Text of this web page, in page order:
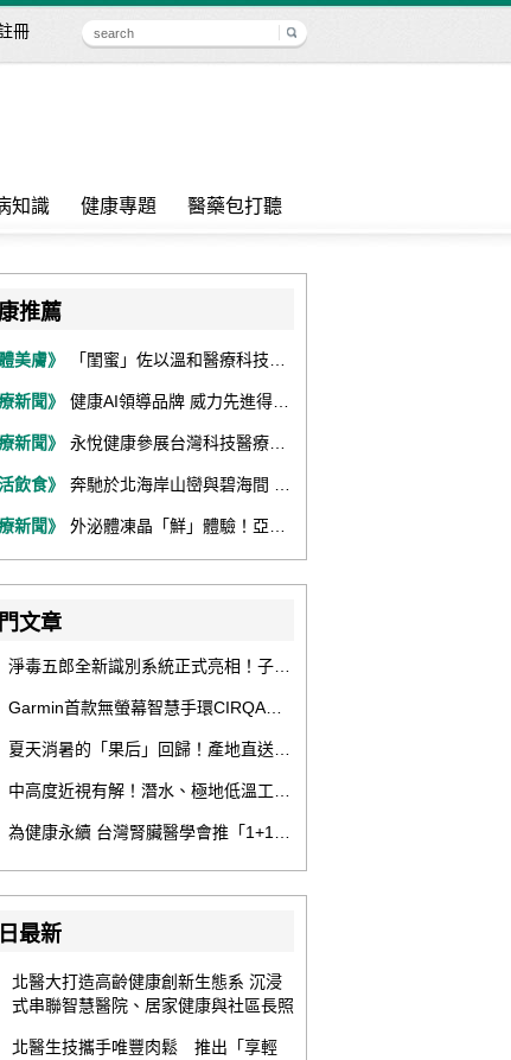
冊
知識 健康專題 醫藥包打聽
推薦
美膚》 「閨蜜」佐以溫和醫療科技，陪伴女性找回身體舒適與自信
新聞》 健康AI領導品牌 威力先進得獎不斷 同獲『玉山獎』『金炬獎』最高肯定
新聞》 永悅健康參展台灣科技醫療展 展現數位健康全場景整合能力
飲食》 奔馳於北海岸山巒與碧海間 跑出屬於你的生命之光 『2026光境半程馬拉松挑戰賽－升龍道』火熱報名中
新聞》 外泌體凍晶「鮮」體驗！亞家生技解鎖24個月高活性 專利瓶蓋「秒回溶」超驚艷！醫科展秀「睛」亮神采
文章
淨毒五郎全新識別系統正式亮相！子品牌然本再推體香噴霧新產品！
Garmin首款無螢幕智慧手環CIRQA登場 專注健康無須訂閱！ 輕量舒適風格百搭 生態系無縫串接 打造全天候零干擾健康與恢復管理新體驗
夏天消暑的「果后」回歸！產地直送泰國鮮山竹，打造夏日最頂級的天然補給
中高度近視有解！潛水、極地低溫工作者優選 EVO ICL 膠原蛋白眼內鏡
為健康永續 台灣腎臟醫學會推「1+1 Hold 好腎」 籲掌握eGFR＋UACR雙指標 及早把關腎健康
最新
北醫大打造高齡健康創新生態系 沉浸
式串聯智慧醫院、居家健康與社區長照
北醫生技攜手唯豐肉鬆 推出「享輕